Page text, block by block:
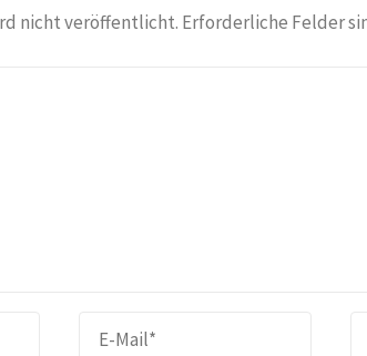
nicht veröffentlicht. Erforderliche Felder